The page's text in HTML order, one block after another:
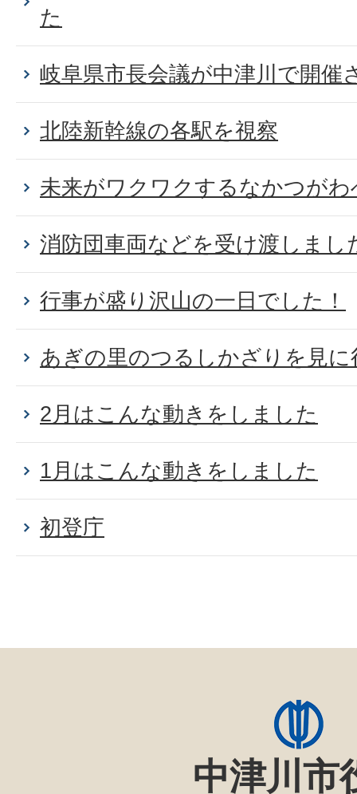
た
岐阜県市長会議が中津川で開催
北陸新幹線の各駅を視察
未来がワクワクするなかつがわ
消防団車両などを受け渡しまし
行事が盛り沢山の一日でした！
あぎの里のつるしかざりを見
2月はこんな動きをしました
1月はこんな動きをしました
初登庁
中津川市